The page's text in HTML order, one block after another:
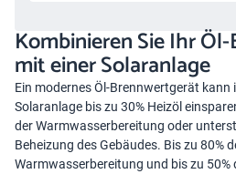
Kombinieren Sie Ihr
mit einer Solaranlage
Ein modernes Öl-Brennwertgerät kann
Solaranlage bis zu 30% Heizöl
der Warmwasserbereitung oder
Beheizung des Gebäudes. Bis zu 80%
Warmwasserbereitung und bis zu 50%